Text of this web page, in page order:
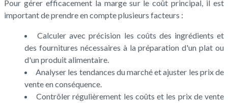
Pour gérer efficacement la marge sur le coût principal, il est
important de prendre en compte plusieurs facteurs :
Calculer avec précision les coûts des ingrédients et
des fournitures nécessaires à la préparation d'un plat ou
d'un produit alimentaire.
Analyser les tendances du marché et ajuster les prix de
vente en conséquence.
Contrôler régulièrement les coûts et les prix de vente